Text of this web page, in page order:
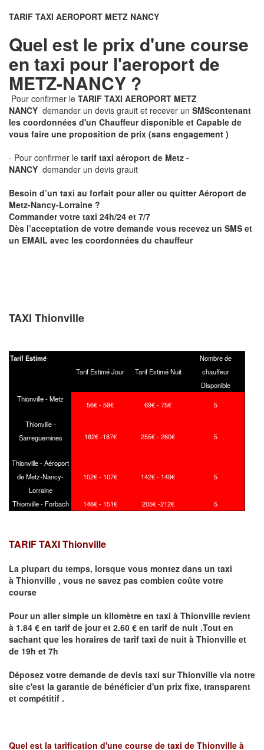
TARIF TAXI AEROPORT METZ NANCY
Quel est le prix d'une course
en taxi pour l'aeroport de
METZ-NANCY ?
Pour confirmer le TARIF TAXI AEROPORT METZ
NANCY demander un devis grauit et recever un SMScontenant
les coordonnées d'un Chauffeur disponible et Capable de
vous faire une proposition de prix (sans engagement )
- Pour confirmer le tarif taxi aéroport de Metz -
NANCY demander un devis grauit
Besoin d’un taxi au forfait pour aller ou quitter Aéroport de
Metz-Nancy-Lorraine ?
Commander votre taxi 24h/24 et 7/7
Dès l’acceptation de votre demande vous recevez un SMS et
un EMAIL avec les coordonnées du chauffeur
TAXI Thionville
Tarif Estimé
Tarif Estimé Jour
Tarif Estimé Nuit
Nombre de
chauffeur
Disponible
Thionville - Metz
56€ - 59€ 69€ - 75€ 5
Thionville -
Sarreguemines
182€ -187€ 255€ - 260€ 5
Thionville - Aéroport
de Metz-Nancy-
Lorraine
102€ - 107€ 142€ - 149€ 5
Thionville - Forbach 146€ - 151€ 205€ -212€ 5
TARIF TAXI Thionville
La plupart du temps, lorsque vous montez dans un taxi
à Thionville , vous ne savez pas combien coûte votre
course
Pour un aller simple un kilomètre en taxi à Thionville revient
à 1.84 € en tarif de jour et 2.60 € en tarif de nuit .Tout en
sachant que les horaires de tarif taxi de nuit à Thionville et
de 19h et 7h
Déposez votre demande de devis taxi surThionville via notre
site c'est la garantie de bénéficier d'un prix fixe, transparent
et compétitif .
Quel est la tarification d'une course de taxi de Thionville à